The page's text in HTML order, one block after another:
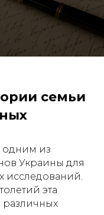
семьи
одним из
Украины для
исследований.
эта
различных